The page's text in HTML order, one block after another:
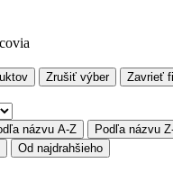
Zrušiť výber Zavrieť
názvu A-Z
Podľa názvu
Od najdrahšieho